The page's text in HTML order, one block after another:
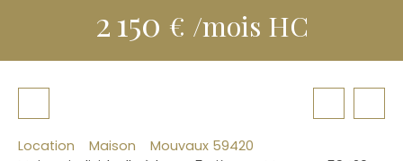
2 150 € /mois HC
Location Maison
Mouvaux 59420